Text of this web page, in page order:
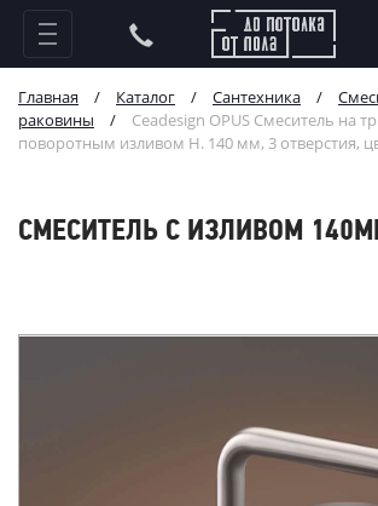
Главная / Каталог / Сантехника /
раковины
/
Ceadesign OPUS Смеситель на
поворотным изливом H. 140 мм, 3 отверстия,
СМЕСИТЕЛЬ С ИЗЛИВОМ